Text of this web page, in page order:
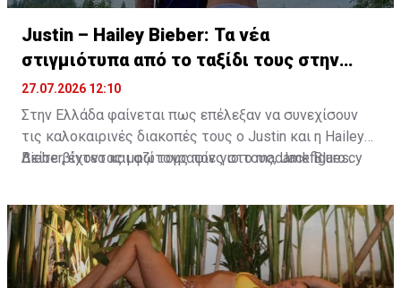
Justin – Hailey Bieber: Τα νέα
στιγμιότυπα από το ταξίδι τους στην
Ελλάδα
27.07.2026 12:10
Στην Ελλάδα φαίνεται πως επέλεξαν να συνεχίσουν
τις καλοκαιρινές διακοπές τους ο Justin και η Hailey
Bieber, έχοντας μαζί τους τον γιο τους, Jack Blues.
στην ευρύτερη περιοχή του Κρανιδίου στο Πόρτο Χέλι.
Δείτε βίντεο και φωτογραφίες στο madamefigaro.cy